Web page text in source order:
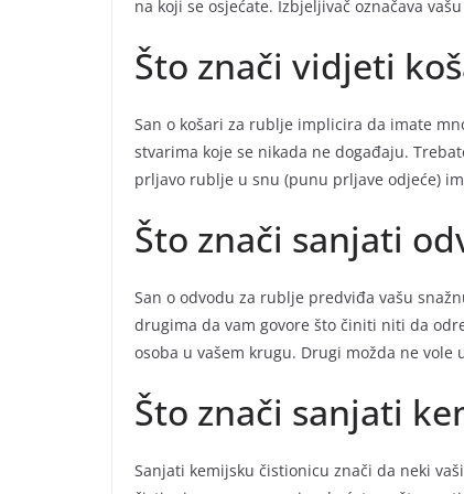
na koji se osjećate. Izbjeljivač označava
Što znači vidjeti
San o košari za rublje implicira da imate
stvarima koje se nikada ne događaju.
prljavo rublje u snu (punu prljave odjeće)
Što znači sanjati
San o odvodu za rublje predviđa vašu
drugima da vam govore što činiti niti da
osoba u vašem krugu. Drugi možda ne
Što znači sanjati
Sanjati kemijsku čistionicu znači da neki